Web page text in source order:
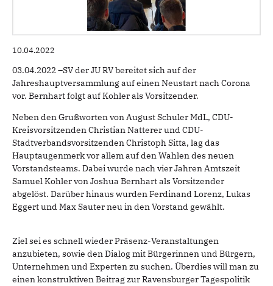
10.04.2022
03.04.2022 –SV der JU RV bereitet sich auf der
Jahreshauptversammlung auf einen Neustart nach Corona
vor. Bernhart folgt auf Kohler als Vorsitzender.
Neben den Grußworten von August Schuler MdL, CDU-
Kreisvorsitzenden Christian Natterer und CDU-
Stadtverbandsvorsitzenden Christoph Sitta, lag das
Hauptaugenmerk vor allem auf den Wahlen des neuen
Vorstandsteams. Dabei wurde nach vier Jahren Amtszeit
Samuel Kohler von Joshua Bernhart als Vorsitzender
abgelöst. Darüber hinaus wurden Ferdinand Lorenz, Lukas
Eggert und Max Sauter neu in den Vorstand gewählt.
Ziel sei es schnell wieder Präsenz-Veranstaltungen
anzubieten, sowie den Dialog mit Bürgerinnen und Bürgern,
Unternehmen und Experten zu suchen. Überdies will man zu
einen konstruktiven Beitrag zur Ravensburger Tagespolitik